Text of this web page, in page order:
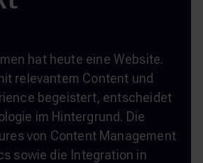
hat heute eine Website.
relevantem Content und
begeistert, entscheidet
im Hintergrund. Die
von Content Management
sowie die Integration in